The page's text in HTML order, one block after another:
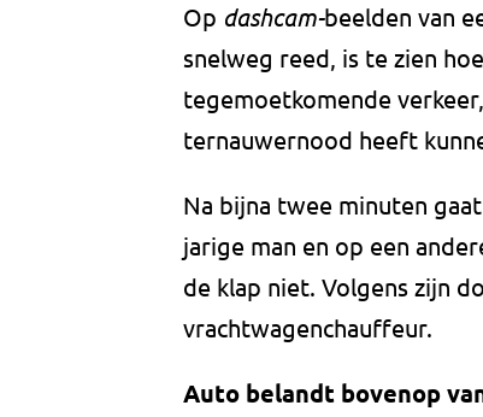
Op dashcam-beelden van
snelweg reed, is te zien
tegemoetkomende
ternauwernood heeft
Na bijna twee minuten
jarige man en op een
de klap niet. Volgens zijn
vrachtwagenchauffeur.
Auto belandt bovenop